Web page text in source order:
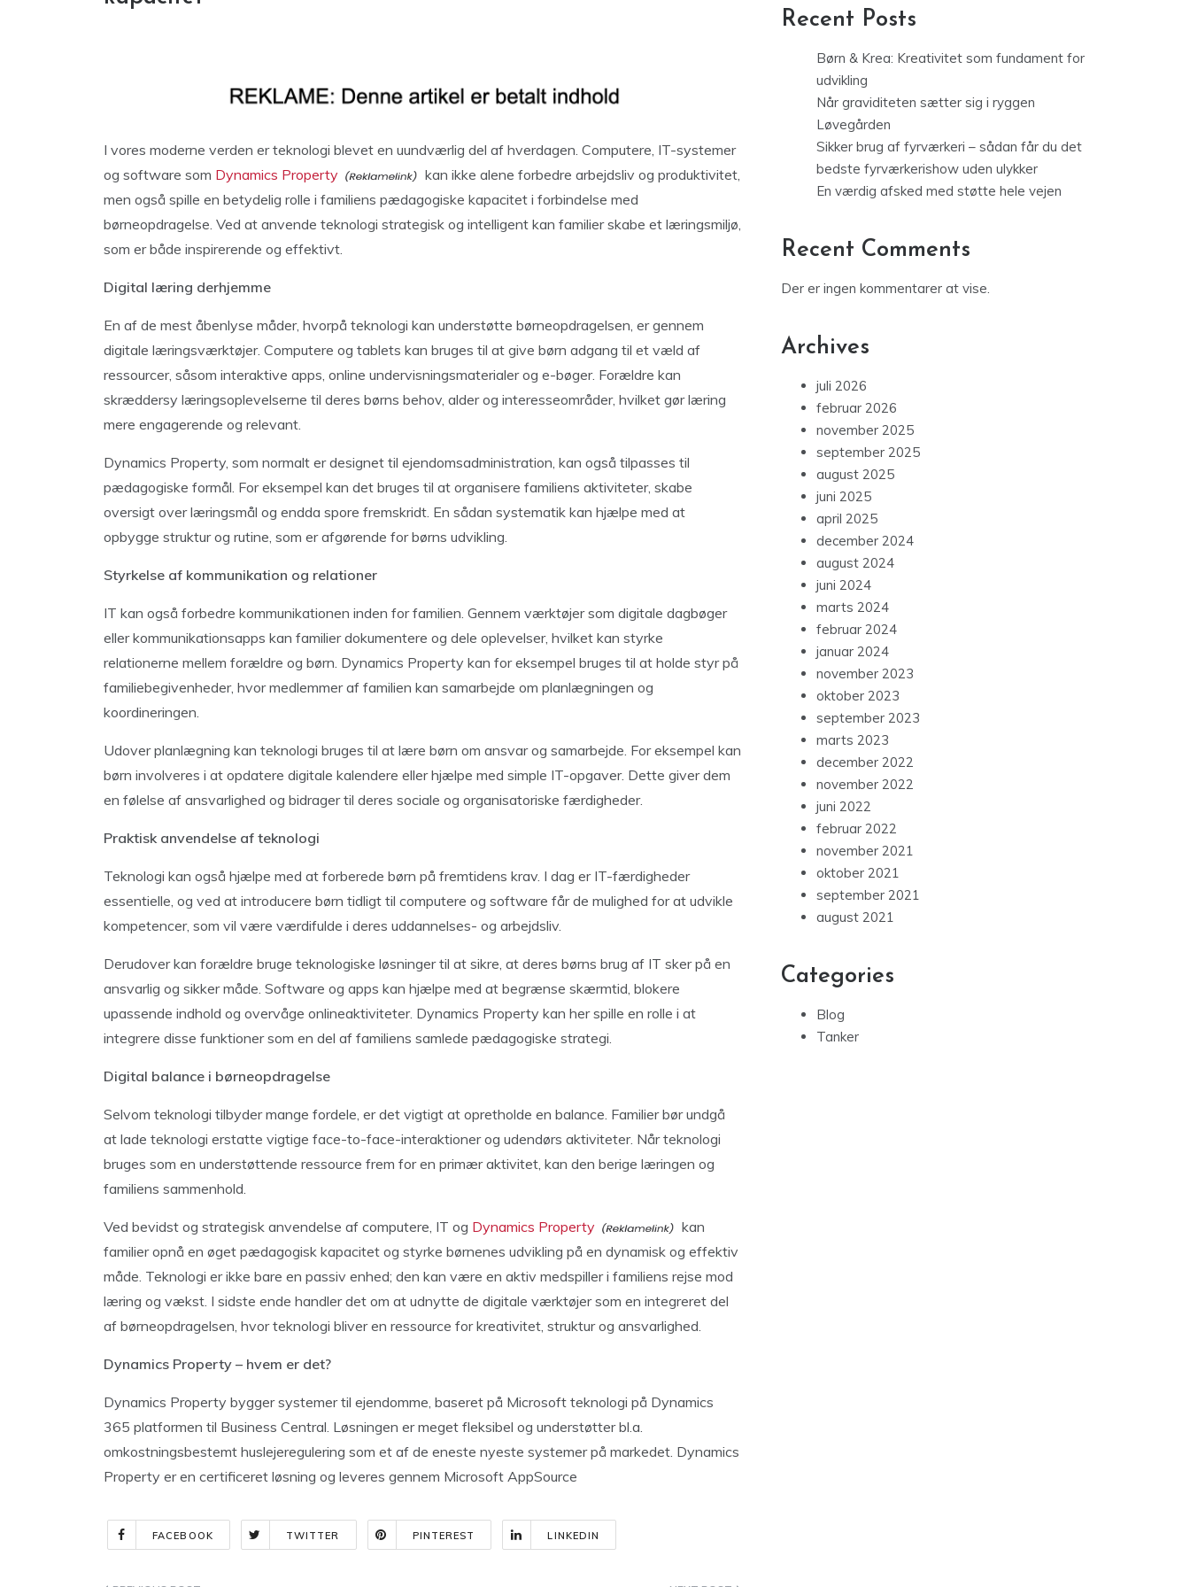
I vores moderne verden er teknologi blevet en uundværlig del af hverdagen. Computere, IT-systemer
og software som Dynamics Property
kan ikke alene forbedre arbejdsliv og produktivitet,
men også spille en betydelig rolle i familiens pædagogiske kapacitet i forbindelse med
børneopdragelse. Ved at anvende teknologi strategisk og intelligent kan familier skabe et læringsmiljø,
som er både inspirerende og effektivt.
Digital læring derhjemme
En af de mest åbenlyse måder, hvorpå teknologi kan understøtte børneopdragelsen, er gennem
digitale læringsværktøjer. Computere og tablets kan bruges til at give børn adgang til et væld af
ressourcer, såsom interaktive apps, online undervisningsmaterialer og e-bøger. Forældre kan
skræddersy læringsoplevelserne til deres børns behov, alder og interesseområder, hvilket gør læring
mere engagerende og relevant.
Dynamics Property, som normalt er designet til ejendomsadministration, kan også tilpasses til
pædagogiske formål. For eksempel kan det bruges til at organisere familiens aktiviteter, skabe
oversigt over læringsmål og endda spore fremskridt. En sådan systematik kan hjælpe med at
opbygge struktur og rutine, som er afgørende for børns udvikling.
Styrkelse af kommunikation og relationer
IT kan også forbedre kommunikationen inden for familien. Gennem værktøjer som digitale dagbøger
eller kommunikationsapps kan familier dokumentere og dele oplevelser, hvilket kan styrke
relationerne mellem forældre og børn. Dynamics Property kan for eksempel bruges til at holde styr på
familiebegivenheder, hvor medlemmer af familien kan samarbejde om planlægningen og
koordineringen.
Udover planlægning kan teknologi bruges til at lære børn om ansvar og samarbejde. For eksempel kan
børn involveres i at opdatere digitale kalendere eller hjælpe med simple IT-opgaver. Dette giver dem
en følelse af ansvarlighed og bidrager til deres sociale og organisatoriske færdigheder.
Praktisk anvendelse af teknologi
Teknologi kan også hjælpe med at forberede børn på fremtidens krav. I dag er IT-færdigheder
essentielle, og ved at introducere børn tidligt til computere og software får de mulighed for at udvikle
kompetencer, som vil være værdifulde i deres uddannelses- og arbejdsliv.
Derudover kan forældre bruge teknologiske løsninger til at sikre, at deres børns brug af IT sker på en
ansvarlig og sikker måde. Software og apps kan hjælpe med at begrænse skærmtid, blokere
upassende indhold og overvåge onlineaktiviteter. Dynamics Property kan her spille en rolle i at
integrere disse funktioner som en del af familiens samlede pædagogiske strategi.
Digital balance i børneopdragelse
Selvom teknologi tilbyder mange fordele, er det vigtigt at opretholde en balance. Familier bør undgå
at lade teknologi erstatte vigtige face-to-face-interaktioner og udendørs aktiviteter. Når teknologi
bruges som en understøttende ressource frem for en primær aktivitet, kan den berige læringen og
familiens sammenhold.
Ved bevidst og strategisk anvendelse af computere, IT og Dynamics Property
kan
familier opnå en øget pædagogisk kapacitet og styrke børnenes udvikling på en dynamisk og effektiv
måde. Teknologi er ikke bare en passiv enhed; den kan være en aktiv medspiller i familiens rejse mod
læring og vækst. I sidste ende handler det om at udnytte de digitale værktøjer som en integreret del
af børneopdragelsen, hvor teknologi bliver en ressource for kreativitet, struktur og ansvarlighed.
Dynamics Property – hvem er det?
Dynamics Property bygger systemer til ejendomme, baseret på Microsoft teknologi på Dynamics
365 platformen til Business Central. Løsningen er meget fleksibel og understøtter bl.a.
omkostningsbestemt huslejeregulering som et af de eneste nyeste systemer på markedet. Dynamics
Property er en certificeret løsning og leveres gennem Microsoft AppSource
FACEBOOK TWITTER PINTEREST LINKEDIN
Recent Posts
Børn & Krea: Kreativitet som fundament for
udvikling
Når graviditeten sætter sig i ryggen
Løvegården
Sikker brug af fyrværkeri – sådan får du det
bedste fyrværkerishow uden ulykker
En værdig afsked med støtte hele vejen
Recent Comments
Der er ingen kommentarer at vise.
Archives
juli 2026
februar 2026
november 2025
september 2025
august 2025
juni 2025
april 2025
december 2024
august 2024
juni 2024
marts 2024
februar 2024
januar 2024
november 2023
oktober 2023
september 2023
marts 2023
december 2022
november 2022
juni 2022
februar 2022
november 2021
oktober 2021
september 2021
august 2021
Categories
Blog
Tanker